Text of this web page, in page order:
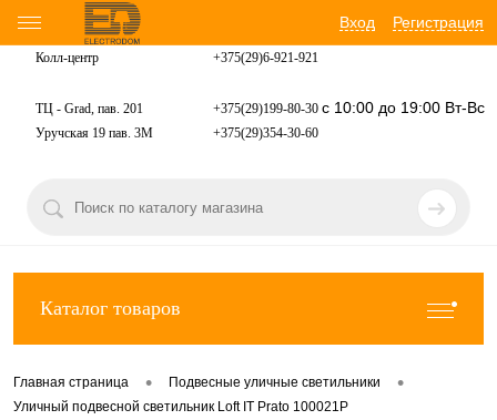
Вход Регистрация
Колл-центр +375(29)6-921-921
ТЦ - Grad, пав. 201 +375(29)199-80-30 с 10:00 до 19:00 Вт-Вс
Уручская 19 пав. 3М +375(29)354-30-60
Каталог товаров
Главная страница • Подвесные уличные светильники •
Уличный подвесной светильник Loft IT Prato 100021P